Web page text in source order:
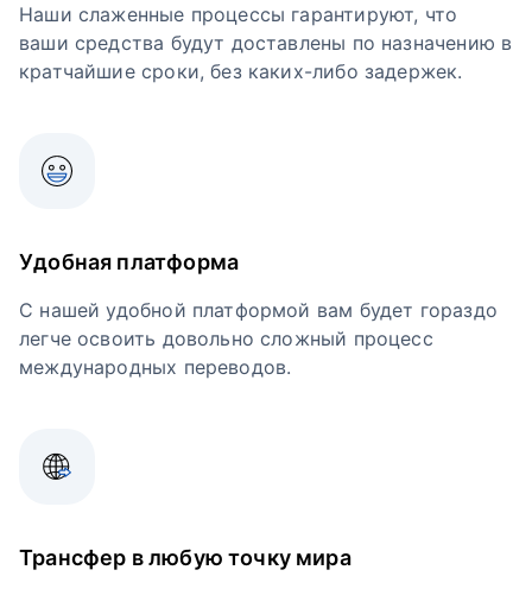
Наши слаженные процессы гарантируют, что
ваши средства будут доставлены по назначению в
кратчайшие сроки, без каких-либо задержек.
Удобная платформа
С нашей удобной платформой вам будет гораздо
легче освоить довольно сложный процесс
международных переводов.
Трансфер в любую точку мира